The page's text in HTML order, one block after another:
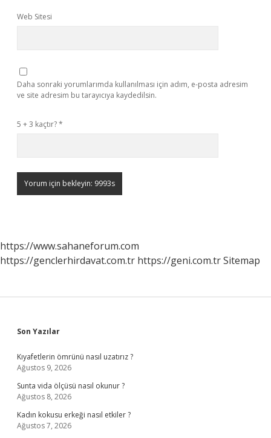
Web Sitesi
Daha sonraki yorumlarımda kullanılması için adım, e-posta adresim
ve site adresim bu tarayıcıya kaydedilsin.
5 + 3 kaçtır?*
https://www.sahaneforum.com
https://genclerhirdavat.com.tr https://geni.com.trSitemap
Sidebar
Son Yazılar
Kıyafetlerin ömrünü nasıl uzatırız ?
Ağustos 9, 2026
Sunta vida ölçüsü nasıl okunur ?
Ağustos 8, 2026
Kadın kokusu erkeği nasıl etkiler ?
Ağustos 7, 2026